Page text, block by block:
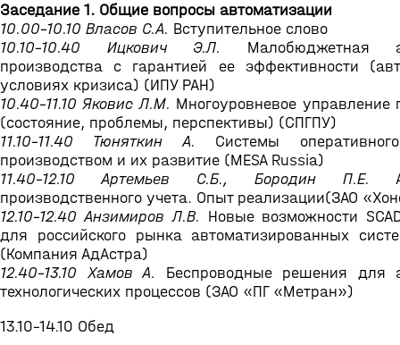
Заседание 1. Общие вопросы автоматизации
10.00-10.10 Власов С.А. Вступительное слово
10.10-10.40 Ицкович Э.Л. Малобюджетная
производства с гарантией ее эффективности
условиях кризиса) (ИПУ РАН)
10.40-11.10 Яковис Л.М. Многоуровневое управление
(состояние, проблемы, перспективы) (СПГПУ)
11.10-11.40 Тюняткин А. Cистемы
производством и их развитие (MESA Russia)
11.40-12.10 Артемьев С.Б., Бородин П.Е.
производственного учета. Опыт реализации(ЗАО
12.10-12.40 Анзимиров Л.В. Новые возможности
для российского рынка автоматизированных
(Компания АдАстра)
12.40-13.10 Хамов А. Беспроводные решения для
технологических процессов (ЗАО «ПГ «Метран»)
13.10-14.10 Обед